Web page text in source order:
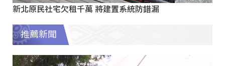
新北原民社宅欠租千萬 將建置系統防錯漏
推薦新聞